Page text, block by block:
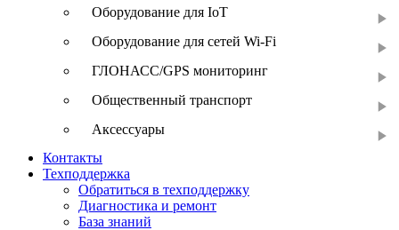
Оборудование для IoT
Оборудование для сетей Wi-Fi
ГЛОНАСС/GPS мониторинг
Общественный транспорт
Аксессуары
Контакты
Техподдержка
Обратиться в техподдержку
Диагностика и ремонт
База знаний